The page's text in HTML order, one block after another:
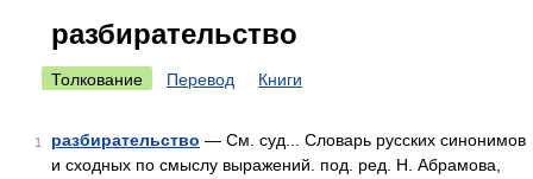
разбирательство
Толкование Перевод Книги
1 разбирательство — См. суд... Словарь русских синонимов
и сходных по смыслу выражений. под. ред. Н. Абрамова,